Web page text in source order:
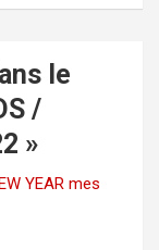
le
/
»
YEAR mes